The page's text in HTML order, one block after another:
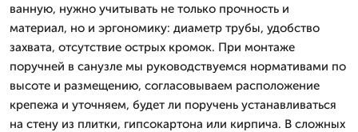
ванную, нужно учитывать не только прочность и
материал, но и эргономику: диаметр трубы, удобство
захвата, отсутствие острых кромок. При монтаже
поручней в санузле мы руководствуемся нормативами по
высоте и размещению, согласовываем расположение
крепежа и уточняем, будет ли поручень устанавливаться
на стену из плитки, гипсокартона или кирпича. В сложных